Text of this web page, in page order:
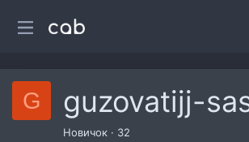
G guzovatijj-
Новичок · 32